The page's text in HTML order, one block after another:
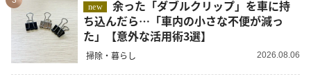
new
余った「ダブルクリップ」を車に持
ち込んだら…「車内の小さな不便が減っ
た」【意外な活用術3選】
掃除・暮らし 2026.08.06